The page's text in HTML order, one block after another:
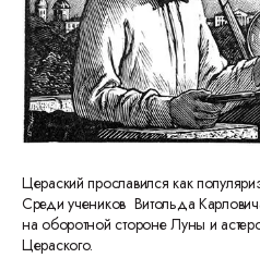
Цераский прославился как
Среди учеников Витольда
на оборотной стороне Луны и
Цераского.